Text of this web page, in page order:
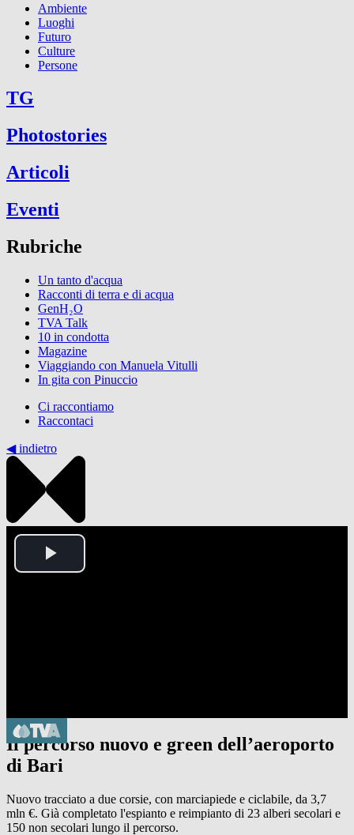
Ambiente
Luoghi
Futuro
Culture
Persone
TG
Photostories
Articoli
Eventi
Rubriche
Un tanto d'acqua
Racconti di terra e di acqua
GenH₂O
TVA Talk
10 in condotta
Magazine
Viaggiando con Manuela Vitulli
In gita con Pinuccio
Ci raccontiamo
Raccontaci
◀︎ indietro
Play
Il percorso nuovo e green dell’aeroporto
di Bari
Nuovo tracciato a due corsie, con marciapiede e ciclabile, da 3,7
mln €. Già completato l'espianto e reimpianto di 23 alberi secolari e
150 non secolari lungo il percorso.